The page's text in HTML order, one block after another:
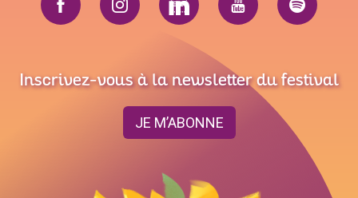
Inscrivez-vous à la newsletter du festival
JE M’ABONNE